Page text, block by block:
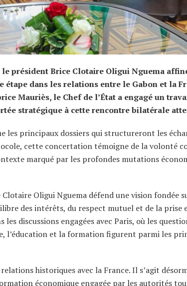
président Brice Clotaire Oligui Nguema
dans les relations entre le Gabon et la
Mauriès, le Chef de l’État a engagé un
stratégique à cette rencontre bilatérale
les principaux dossiers qui structureront les
cette concertation témoigne de la volonté
marqué par les profondes mutations
Oligui Nguema défend une vision fondée
des intérêts, du respect mutuel et de la prise
discussions engagées avec Paris, où les
l’éducation et la formation figurent parmi les
historiques avec la France. Il s’agit
économique engagée par les autorités